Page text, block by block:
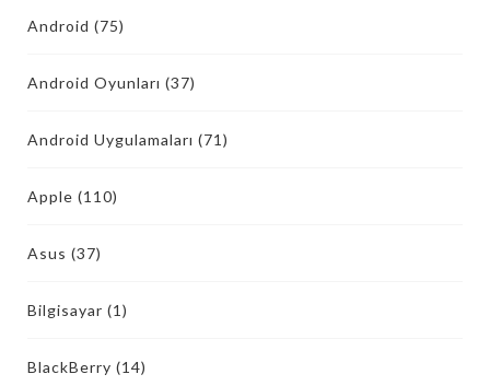
Android (75)
Android Oyunları (37)
Android Uygulamaları (71)
Apple (110)
Asus (37)
Bilgisayar (1)
BlackBerry (14)